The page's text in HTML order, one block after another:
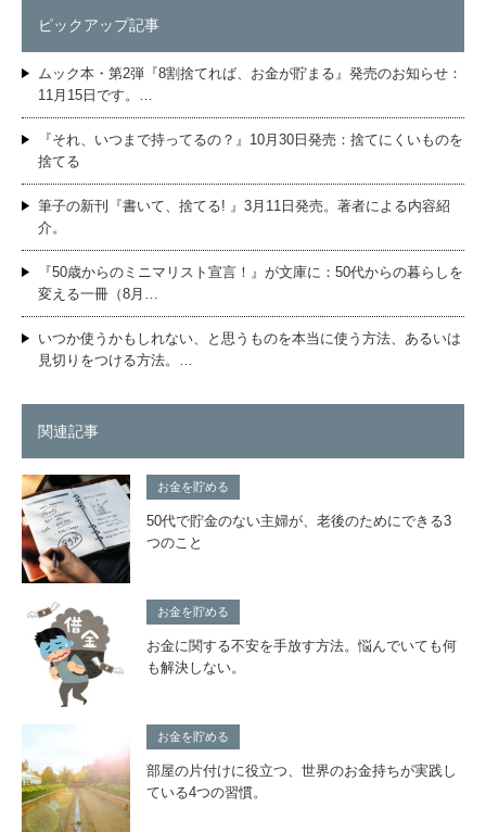
ピックアップ記事
ムック本・第2弾『8割捨てれば、お金が貯まる』発売のお知らせ：
11月15日です。…
『それ、いつまで持ってるの？』10月30日発売：捨てにくいものを
捨てる
筆子の新刊『書いて、捨てる! 』3月11日発売。著者による内容紹
介。
『50歳からのミニマリスト宣言！』が文庫に：50代からの暮らしを
変える一冊（8月…
いつか使うかもしれない、と思うものを本当に使う方法、あるいは
見切りをつける方法。…
関連記事
お金を貯める
50代で貯金のない主婦が、老後のためにできる3
つのこと
お金を貯める
お金に関する不安を手放す方法。悩んでいても何
も解決しない。
お金を貯める
部屋の片付けに役立つ、世界のお金持ちが実践し
ている4つの習慣。